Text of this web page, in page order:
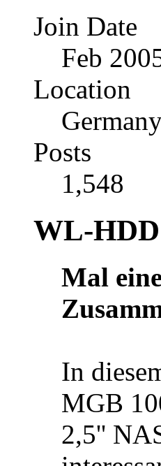
Join Date
Feb
Location
Posts
1,548
WL-
Mal
In
MGB
2,5''